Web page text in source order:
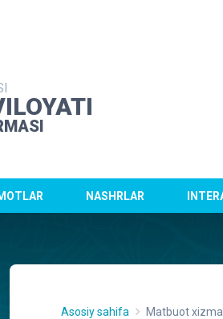
NASHRLAR
Asosiy sahifa Matbuot